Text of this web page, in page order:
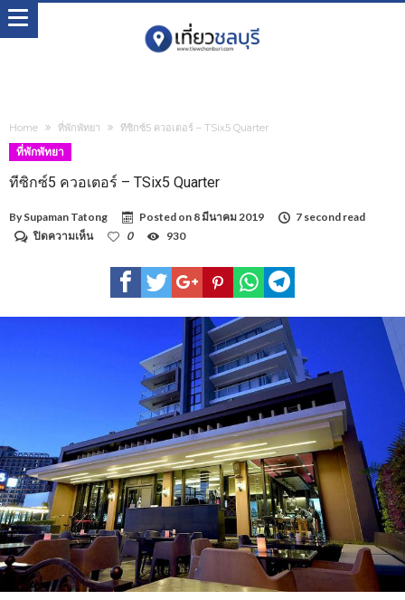
Home ที่พักพัทยา ทีซิกซ์5 ควอเตอร์ – TSix5 Quarter
ที่พักพัทยา
ทีซิกซ์5 ควอเตอร์ – TSix5 Quarter
By Supaman Tatong Posted on 8 มีนาคม 2019
7 second read
ปิดความเห็นบน
ควอเตอร์
0 930